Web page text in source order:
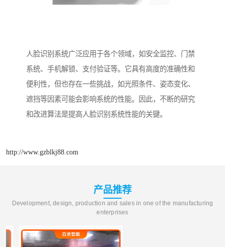
人脸识别系统广泛应用于各个领域，如安全监控、门禁
系统、手机解锁、支付验证等。它具有高度的准确性和
便利性，但也存在一些挑战，如光照条件、姿态变化、
遮挡等因素可能会影响系统的性能。因此，不断的研究
和改进算法是提高人脸识别系统性能的关键。
http://www.gzblkj88.com
产品推荐
Development, design, production and sales in one of the manufacturing
enterprises